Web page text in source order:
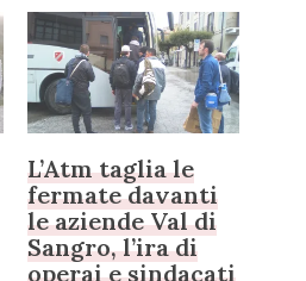
L’Atm taglia le
fermate davanti
le aziende Val di
Sangro, l’ira di
operai e sindacati